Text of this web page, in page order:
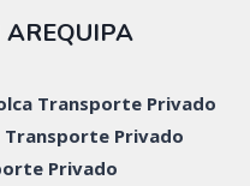
Transporte Privado
Transporte Privado
Privado